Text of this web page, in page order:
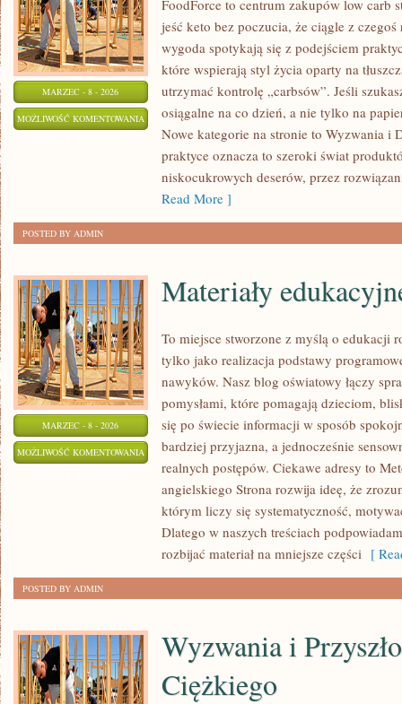
MARZEC - 8 - 2026
MOŻLIWOŚĆ KOMENTOWANIA KETO
FAKTY
MITY
FoodForce to centrum zakupów low carb
jeść keto bez poczucia, że ciągle z
wygoda spotykają się z podejściem
które wspierają styl życia oparty na
utrzymać kontrolę „carbsów”. Jeśli
osiągalne na co dzień, a nie tylko na
Nowe kategorie na stronie to Wyzwania i
praktyce oznacza to szeroki świat
niskocukrowych deserów, przez
Read More ]
POSTED BY ADMIN
MARZEC - 8 - 2026
MOŻLIWOŚĆ KOMENTOWANIA MATERIAŁY
EDUKACYJNE
Materiały
To miejsce stworzone z myślą o edukacji
tylko jako realizacja podstawy
nawyków. Nasz blog oświatowy łączy
pomysłami, które pomagają dzieciom,
się po świecie informacji w sposób
bardziej przyjazna, a jednocześnie
realnych postępów. Ciekawe adresy to
angielskiego Strona rozwija ideę, że
którym liczy się systematyczność,
Dlatego w naszych treściach
rozbijać materiał na mniejsze części [
POSTED BY ADMIN
Wyzwania i
Ciężkiego